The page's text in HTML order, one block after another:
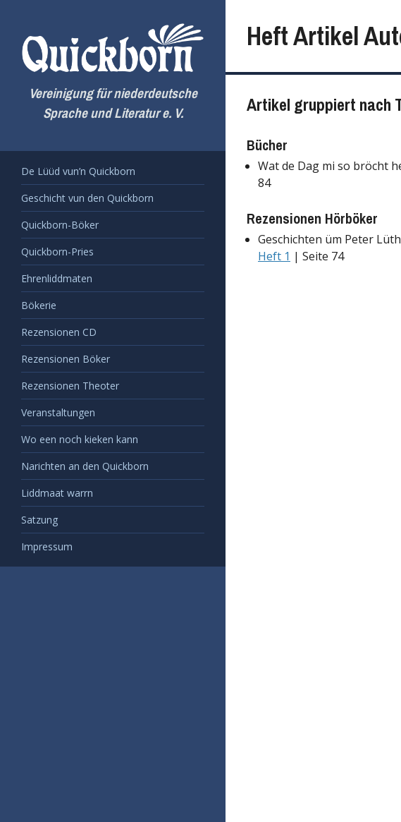
springen
Vereinigung für niederdeutsche
Sprache und Literatur e. V.
De Lüüd vun’n Quickborn
Geschicht vun den Quickborn
Quickborn-Böker
Quickborn-Pries
Ehrenliddmaten
Bökerie
Rezensionen CD
Rezensionen Böker
Rezensionen Theoter
Veranstaltungen
Wo een noch kieken kann
Narichten an den Quickborn
Liddmaat warrn
Satzung
Impressum
Heft Artikel
Artikel gruppiert nach
Bücher
Wat de Dag mi so bröcht
84
Rezensionen Hörböker
Geschichten üm Peter
Heft 1 | Seite 74